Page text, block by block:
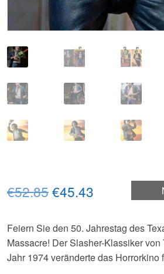
€52.85Ursprünglicher
war:
€52.85
€45.43
ist:
€45.43.
Feiern Sie den 50. Jahrestag des
Massacre! Der Slasher-Klassiker
Jahr 1974 veränderte das Horrorkino